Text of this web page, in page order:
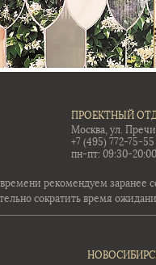
ПРОЕКТНЫЙ
Москва, ул.
+7 (495) 772-75-
пн-пт: 09:30-
рекомендуем заранее
сократить время